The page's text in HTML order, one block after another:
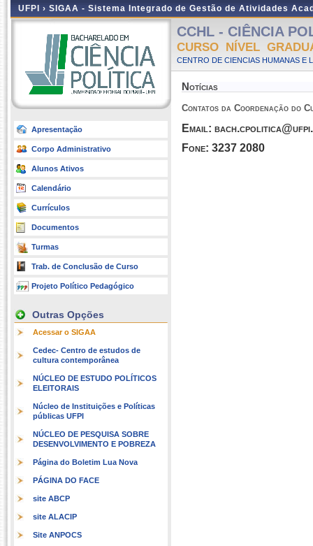
UFPI › SIGAA - Sistema Integrado de Gestão de Atividades
Apresentação
Corpo Administrativo
Alunos Ativos
Calendário
Currículos
Documentos
Turmas
Trab. de Conclusão de Curso
Projeto Político Pedagógico
Outras Opções
Acessar o SIGAA
Cedec- Centro de estudos de
cultura contemporânea
NÚCLEO DE ESTUDO POLÍTICOS
ELEITORAIS
Núcleo de Instituições e Políticas
públicas UFPI
NÚCLEO DE PESQUISA SOBRE
DESENVOLVIMENTO E POBREZA
Página do Boletim Lua Nova
PÁGINA DO FACE
site ABCP
site ALACIP
Site ANPOCS
CCHL - CIÊNCIA
CURSO NÍVEL
CENTRO DE CIENCIAS HUMANAS E
Notícias
Contatos da Coordenação do
Email:
Fone: 3237 2080